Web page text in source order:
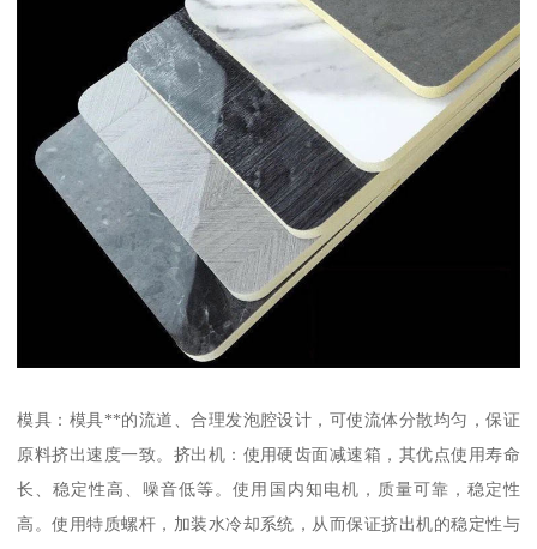
模具：模具**的流道、合理发泡腔设计，可使流体分散均匀，保证
原料挤出速度一致。挤出机：使用硬齿面减速箱，其优点使用寿命
长、稳定性高、噪音低等。使用国内知电机，质量可靠，稳定性
高。使用特质螺杆，加装水冷却系统，从而保证挤出机的稳定性与